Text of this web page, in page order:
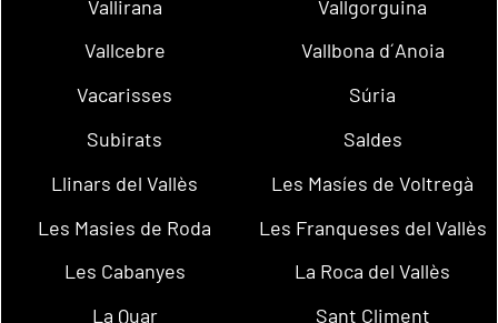
Vallirana
Vallgorguina
Vallcebre
Vallbona d´Anoia
Vacarisses
Súria
Subirats
Saldes
Llinars del Vallès
Les Masíes de Voltregà
Les Masies de Roda
Les Franqueses del Vallès
Les Cabanyes
La Roca del Vallès
La Quar
Sant Climent